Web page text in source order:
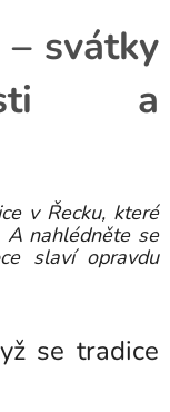
– svátky
a
v Řecku, které
A nahlédněte se
slaví opravdu
se tradice